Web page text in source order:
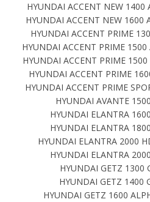
HYUNDAI ACCENT NEW
HYUNDAI ACCENT NEW 1600
HYUNDAI ACCENT PRIME
HYUNDAI ACCENT PRIME
HYUNDAI ACCENT PRIME
HYUNDAI ACCENT PRIME
HYUNDAI ACCENT PRIME
HYUNDAI AVANTE
HYUNDAI ELANTRA
HYUNDAI ELANTRA
HYUNDAI ELANTRA 2000
HYUNDAI ELANTRA
HYUNDAI GETZ 1300
HYUNDAI GETZ 1400
HYUNDAI GETZ 1600